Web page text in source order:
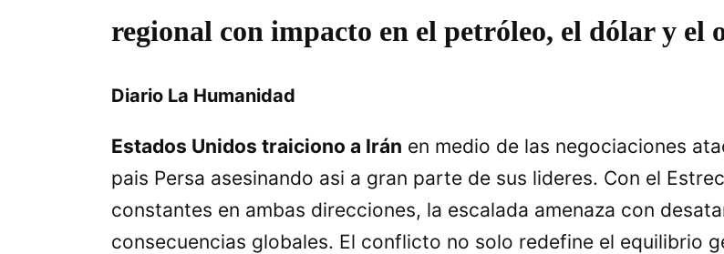
regional con impacto en el petróleo, el dólar y el
Diario La Humanidad
Estados Unidos traiciono a Irán en medio de las negociaciones
pais Persa asesinando asi a gran parte de sus lideres. Con el
constantes en ambas direcciones, la escalada amenaza con
consecuencias globales. El conflicto no solo redefine el equilibrio